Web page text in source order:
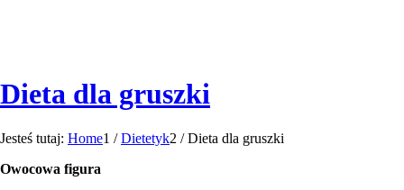
Dieta dla gruszki
Jesteś tutaj: Home1 / Dietetyk2 / Dieta dla gruszki
Owocowa figura